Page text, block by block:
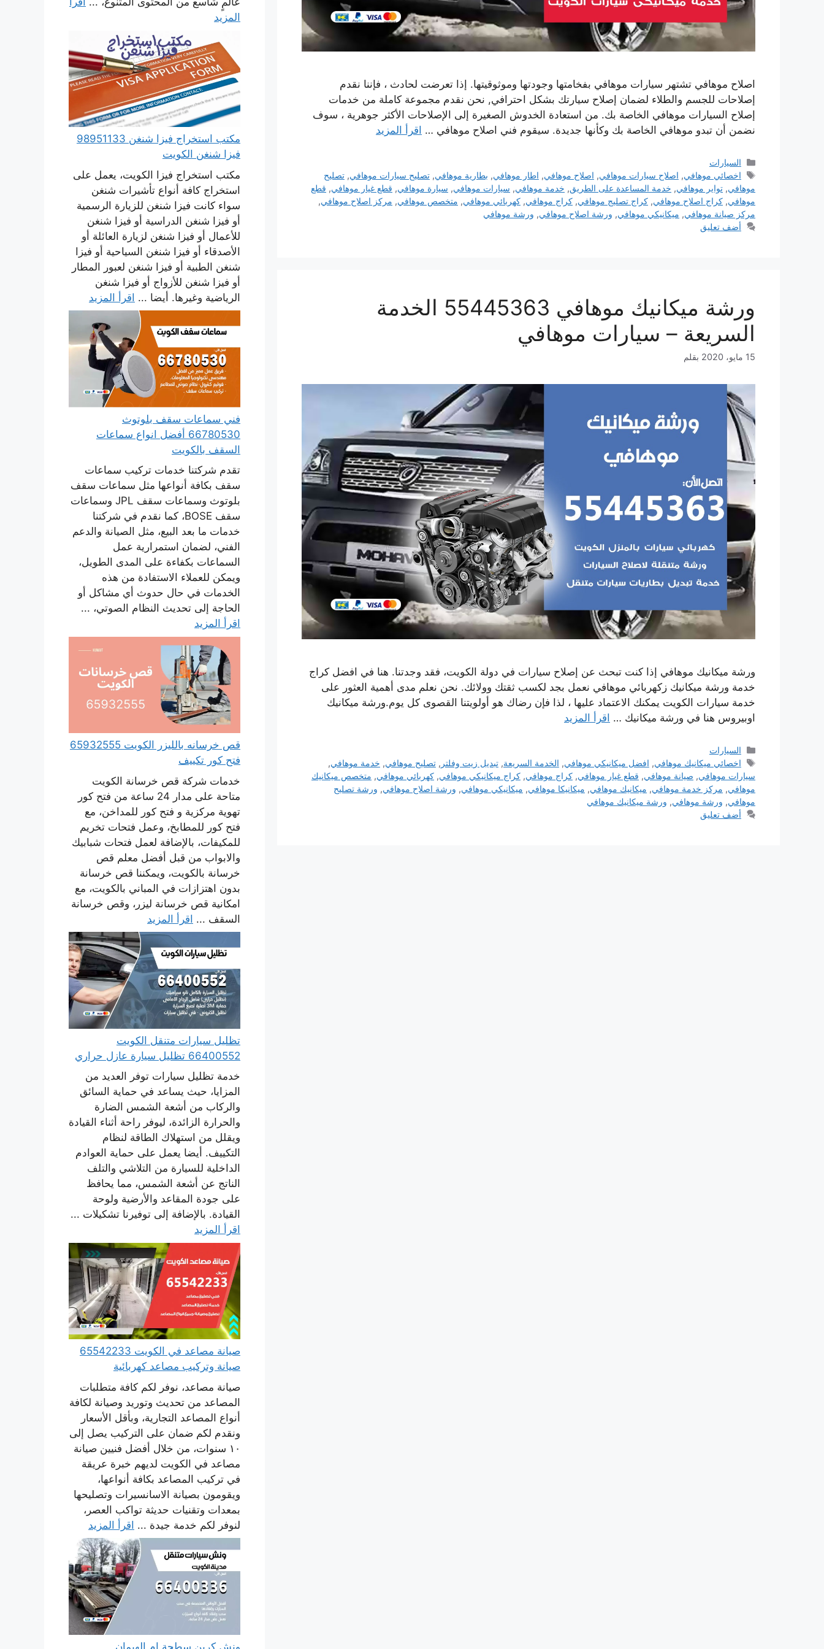
اصلاح موهافي تشتهر سيارات موهافي بفخامتها وجودتها وموثوقيتها. إذا تعرضت لحادث ، فإننا نقدم
إصلاحات للجسم والطلاء لضمان إصلاح سيارتك بشكل احترافي, نحن نقدم مجموعة كاملة من خدمات
إصلاح السيارات موهافي الخاصة بك. من استعادة الخدوش الصغيرة إلى الإصلاحات الأكثر جوهرية ، سوف
نضمن أن تبدو موهافي الخاصة بك وكأنها جديدة. سيقوم فني اصلاح موهافي … اقرأ المزيد
التصنيفات
السيارات
الوسوم
اخصائي موهافي, اصلاح سيارات موهافي, اصلاح موهافي, اطار موهافي, بطارية موهافي,تصليح سيارات موهافي,تصليح
موهافي, تواير موهافي, خدمة المساعدة على الطريق, خدمة موهافي, سيارات موهافي, سيارة موهافي, قطع غيار موهافي, قطع
موهافي, كراج اصلاح موهافي, كراج تصليج موهافي, كراج موهافي, كهربائي موهافي, متخصص موهافي, مركز اصلاح موهافي,
مركز صيانة موهافي, ميكانيكي موهافي, ورشة اصلاح موهافي, ورشة موهافي
أضف تعليق
ورشة ميكانيك موهافي 55445363 الخدمة
السريعة – سيارات موهافي
15 مايو، 2020 بقلم
ورشة ميكانيك موهافي إذا كنت تبحث عن إصلاح سيارات في دولة الكويت، فقد وجدتنا. هنا في افضل كراج
خدمة ورشة ميكانيك زكهربائي موهافي نعمل بجد لكسب ثقتك وولائك. نحن نعلم مدى أهمية العثور على
خدمة سيارات الكويت يمكنك الاعتماد عليها ، لذا فإن رضاك ​​هو أولويتنا القصوى كل يوم.ورشة ميكانيك
اوبيروس هنا في ورشة ميكانيك … اقرأ المزيد
التصنيفات
السيارات
الوسوم
اخصائي ميكانيك موهافي, افضل ميكانيكي موهافي, الخدمة السريعة,تبديل زيت وفلتر ,تصليح موهافي, خدمة موهافي,
سيارات موهافي, صيانة موهافي, قطع غيار موهافي, كراج موهافي, كراج ميكانيكي موهافي, كهربائي موهافي, متخصص ميكانيك
موهافي, مركز خدمة موهافي, ميكانيك موهافي, ميكانيكا موهافي, ميكانيكي موهافي, ورشة اصلاح موهافي, ورشة تصليح
موهافي, ورشة موهافي, ورشة ميكانيك موهافي
أضف تعليق
المزيد
مكتب استخراج فيزا شنغن 98951133
فيزا شنغن الكويت
مكتب استخراج فيزا الكويت، يعمل على
استخراج كافة أنواع تأشيرات شنغن
سواء كانت فيزا شنغن للزيارة الرسمية
أو فيزا شنغن الدراسية أو فيزا شنغن
للأعمال أو فيزا شنغن لزيارة العائلة أو
الأصدقاء أو فيزا شنغن السياحية أو فيزا
شنغن الطبية أو فيزا شنغن لعبور المطار
أو فيزا شنغن للأزواج أو فيزا شنغن
الرياضية وغيرها. أيضا ... اقرأ المزيد
فني سماعات سقف بلوتوث
66780530 أفضل انواع سماعات
السقف بالكويت
تقدم شركتنا خدمات تركيب سماعات
سقف بكافة أنواعها مثل سماعات سقف
بلوتوث وسماعات سقف JPL وسماعات
سقف BOSE، كما نقدم في شركتنا
خدمات ما بعد البيع، مثل الصيانة والدعم
الفني، لضمان استمرارية عمل
السماعات بكفاءة على المدى الطويل،
ويمكن للعملاء الاستفادة من هذه
الخدمات في حال حدوث أي مشاكل أو
الحاجة إلى تحديث النظام الصوتي، ...
اقرأ المزيد
قص خرسانه بالليزر الكويت 65932555
فتح كور تكييف
خدمات شركة قص خرسانة الكويت
متاحة على مدار 24 ساعة من فتح كور
تهوية مركزية و فتح كور للمداخن، مع
فتح كور للمطابخ، وعمل فتحات تخريم
للمكيفات، بالإضافة لعمل فتحات شبابيك
والابواب من قبل أفضل معلم قص
خرسانة بالكويت، ويمكننا قص خرسانة
بدون اهتزازات في المباني بالكويت، مع
امكانية قص خرسانة ليزر، وقص خرسانة
السقف ... اقرأ المزيد
تظليل سيارات متنقل الكويت
66400552 تظليل سيارة عازل حراري
خدمة تظليل سيارات توفر العديد من
المزايا، حيث يساعد في حماية السائق
والركاب من أشعة الشمس الضارة
والحرارة الزائدة، ليوفر راحة أثناء القيادة
ويقلل من استهلاك الطاقة لنظام
التكييف. أيضا يعمل على حماية العوادم
الداخلية للسيارة من التلاشي والتلف
الناتج عن أشعة الشمس، مما يحافظ
على جودة المقاعد والأرضية ولوحة
القيادة. بالإضافة إلى توفيرنا تشكيلات ...
اقرأ المزيد
صيانة مصاعد في الكويت 65542233
صيانة وتركيب مصاعد كهربائية
صيانة مصاعد، نوفر لكم كافة متطلبات
المصاعد من تحديث وتوريد وصيانة لكافة
أنواع المصاعد التجارية، وبأقل الأسعار
ونقدم لكم ضمان على التركيب يصل إلى
١٠ سنوات، من خلال أفضل فنيين صيانة
مصاعد في الكويت لديهم خبرة عريقة
في تركيب المصاعد بكافة أنواعها،
ويقومون بصيانة الاسانسيرات وتصليحها
بمعدات وتقنيات حديثة تواكب العصر،
لنوفر لكم خدمة جيدة ... اقرأ المزيد
ونش كرين سطحة ام الهيمان